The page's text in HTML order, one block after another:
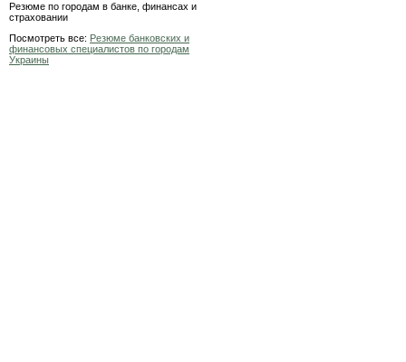
Резюме по городам в банке, финансах и
страховании
Посмотреть все: Резюме банковских и
финансовых специалистов по городам
Украины